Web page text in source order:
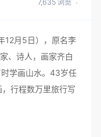
7,635 浏览
月5日），原名李
、诗人，画家齐白
学画山水。43岁任
行程数万里旅行写